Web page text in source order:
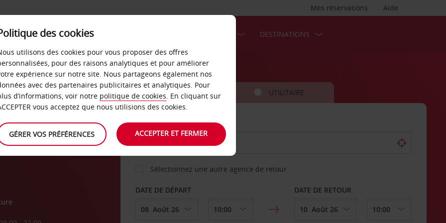
Aide
Mes réservations
LIBRE-SERVICE DESTINATIONS
VOITURE UTILITAIRE
AGENCE DE DÉPART
Sélectionnez une autre agence de retour
DATE DE DÉPART DATE DE RETOUR
des cookies
utilisons des cookies pour vous proposer des offres
pour des raisons analytiques et pour améliorer
expérience sur notre site. Nous partageons également nos
avec des partenaires publicitaires et analytiques. Pour
d’informations, voir notre politique de cookies. En cliquant sur
vous acceptez que nous utilisions des cookies.
GÉRER VOS PRÉFÉRENCES ACCEPTER ET FERMER